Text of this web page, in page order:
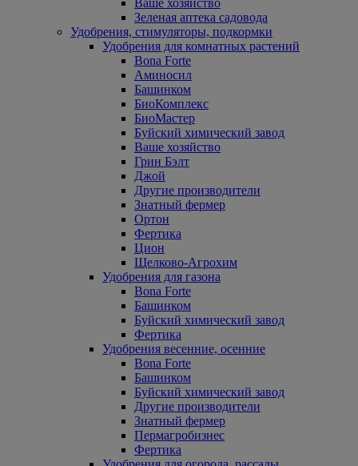
Ваше хозяйство
Зеленая аптека садовода
Удобрения, стимуляторы, подкормки
Удобрения для комнатных растений
Bona Forte
Аминосил
Башинком
БиоКомплекс
БиоМастер
Буйский химический завод
Ваше хозяйство
Грин Бэлт
Джой
Другие производители
Знатный фермер
Ортон
Фертика
Цион
Щелково-Агрохим
Удобрения для газона
Bona Forte
Башинком
Буйский химический завод
Фертика
Удобрения весенние, осенние
Bona Forte
Башинком
Буйский химический завод
Другие производители
Знатный фермер
Пермагробизнес
Фертика